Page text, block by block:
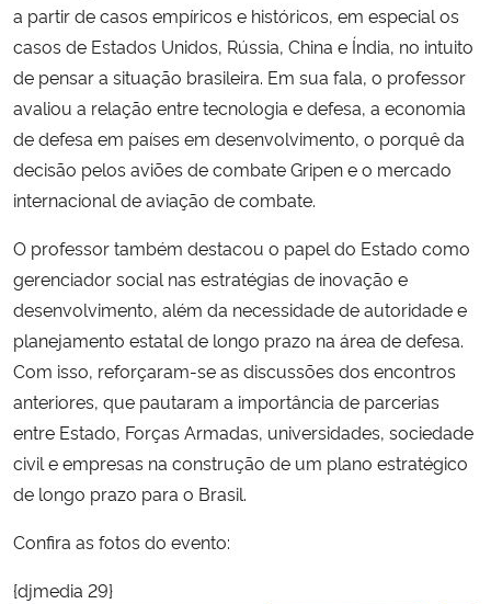
Secretaria de Governo
Gabinete de Segurança Institucional
Advocacia-Geral da União
Banco Central do Brasil
Planalto
a partir de casos empíricos e históricos, em especial os
casos de Estados Unidos, Rússia, China e Índia, no intuito
de pensar a situação brasileira. Em sua fala, o professor
avaliou a relação entre tecnologia e defesa, a economia
de defesa em países em desenvolvimento, o porquê da
decisão pelos aviões de combate Gripen e o mercado
internacional de aviação de combate.
O professor também destacou o papel do Estado como
gerenciador social nas estratégias de inovação e
desenvolvimento, além da necessidade de autoridade e
planejamento estatal de longo prazo na área de defesa.
Com isso, reforçaram-se as discussões dos encontros
anteriores, que pautaram a importância de parcerias
entre Estado, Forças Armadas, universidades, sociedade
civil e empresas na construção de um plano estratégico
de longo prazo para o Brasil.
Confira as fotos do evento:
{djmedia 29}